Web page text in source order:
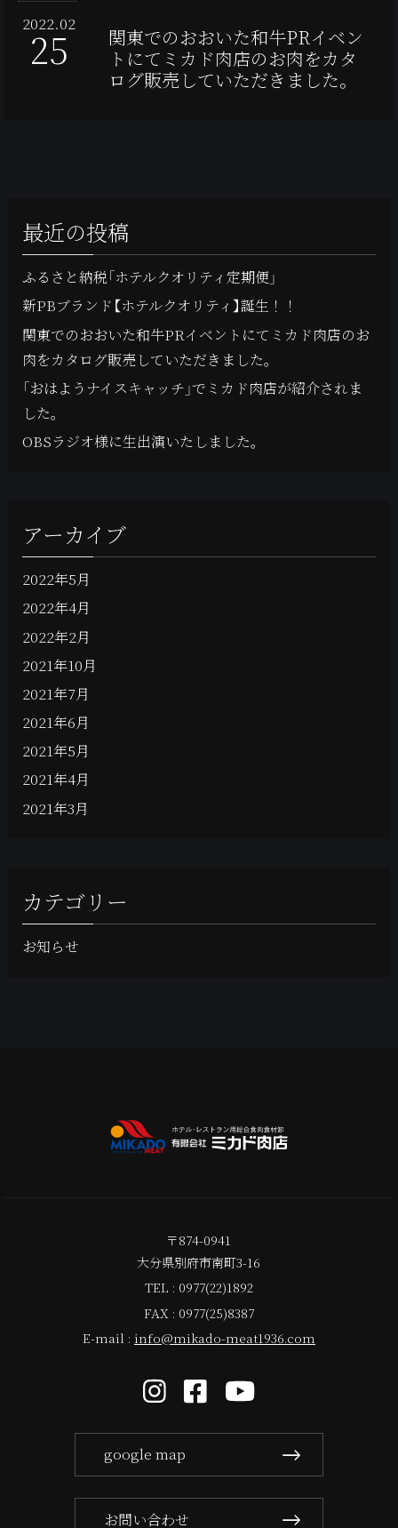
2022.02
25
関東でのおおいた和牛PRイベン
トにてミカド肉店のお肉をカタ
ログ販売していただきました。
最近の投稿
ふるさと納税「ホテルクオリティ定期便」
新PBブランド【ホテルクオリティ】誕生！！
関東でのおおいた和牛PRイベントにてミカド肉店のお
肉をカタログ販売していただきました。
「おはようナイスキャッチ」でミカド肉店が紹介されま
した。
OBSラジオ様に生出演いたしました。
アーカイブ
2022年5月
2022年4月
2022年2月
2021年10月
2021年7月
2021年6月
2021年5月
2021年4月
2021年3月
カテゴリー
お知らせ
〒874-0941
大分県別府市南町3-16
TEL : 0977(22)1892
FAX : 0977(25)8387
E-mail : info@mikado-meat1936.com
google map
お問い合わせ